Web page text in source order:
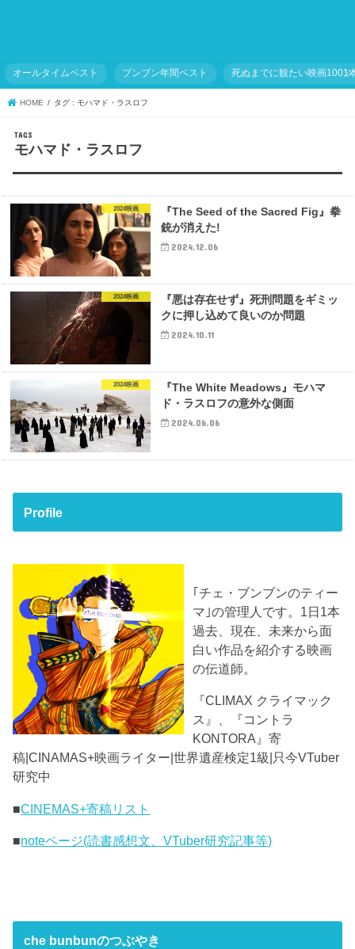
オールタイムベスト ブンブン年間ベスト 死ぬまでに観たい映画1001
HOME タグ : モハマド・ラスロフ
モハマド・ラスロフ
2024映画
『The Seed of the Sacred Fig』拳
銃が消えた!
2024.12.06
2024映画
『悪は存在せず』死刑問題をギミッ
クに押し込めて良いのか問題
2024.10.11
2024映画
『The White Meadows』モハマ
ド・ラスロフの意外な側面
2024.06.06
Profile
｢チェ・ブンブンのティー
マ｣の管理人です。1日1本
過去、現在、未来から面
白い作品を紹介する映画
の伝道師。
『CLIMAX クライマック
ス』、『コントラ
KONTORA』寄
稿|CINAMAS+映画ライター|世界遺産検定1級|只今VTuber
研究中
■CINEMAS+寄稿リスト
■noteページ(読書感想文、VTuber研究記事等)
che bunbunのつぶやき